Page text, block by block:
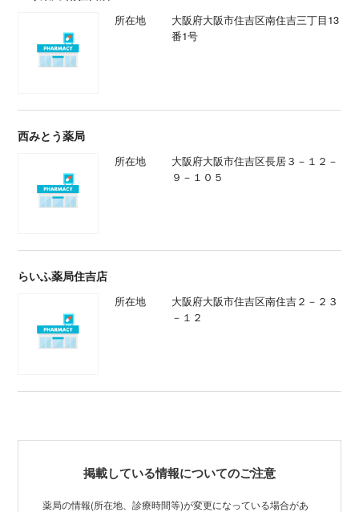
所在地
大阪府大阪市住吉区南住吉三丁目13
番1号
西みとう薬局
所在地
大阪府大阪市住吉区長居３－１２－
９－１０５
らいふ薬局住吉店
所在地
大阪府大阪市住吉区南住吉２－２３
－１２
掲載している情報についてのご注意
薬局の情報(所在地、診療時間等)が変更になっている場合があ